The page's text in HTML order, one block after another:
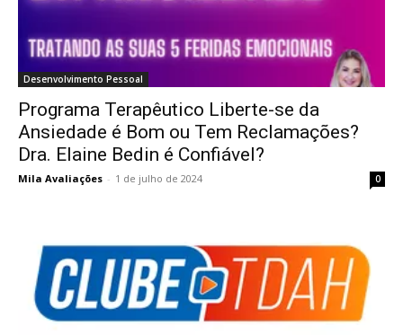
Desenvolvimento Pessoal
Programa Terapêutico Liberte-se da
Ansiedade é Bom ou Tem Reclamações?
Dra. Elaine Bedin é Confiável?
Mila Avaliações - 1 de julho de 2024 0